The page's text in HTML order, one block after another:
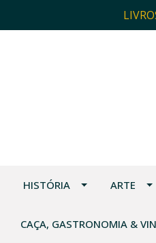
HISTÓRIA ARTE
CAÇA, GASTRONOMIA &